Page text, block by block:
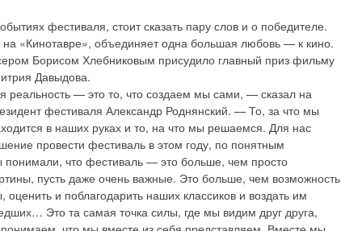
фестиваля, стоит сказать пару слов и о победителе.
на «Кинотавре», объединяет одна большая любовь — к кино.
Борисом Хлебниковым присудило главный приз фильму
Давыдова.
реальность — это то, что создаем мы сами, — сказал на
фестиваля Александр Роднянский. — То, за что мы
в наших руках и то, на что мы решаемся. Для нас
провести фестиваль в этом году, по понятным
понимали, что фестиваль — это больше, чем просто
пусть даже очень важные. Это больше, чем возможность
оценить и поблагодарить наших классиков и воздать им
Это та самая точка силы, где мы видим друг друга,